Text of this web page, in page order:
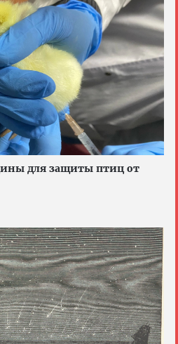
для защиты птиц от